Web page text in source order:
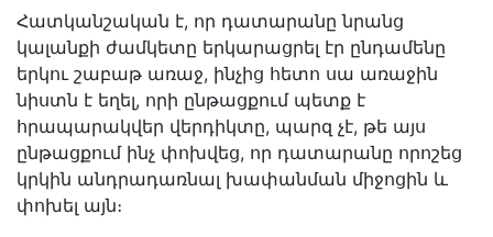
Հատկանշական է, որ դատարանը նրանց
կալանքի ժամկետը երկարացրել էր ընդամենը
երկու շաբաթ առաջ, ինչից հետո սա առաջին
նիստն է եղել, որի ընթացքում պետք է
հրապարակվեր վերդիկտը, պարզ չէ, թե այս
ընթացքում ինչ փոխվեց, որ դատարանը որոշեց
կրկին անդրադառնալ խափանման միջոցին և
փոխել այն։